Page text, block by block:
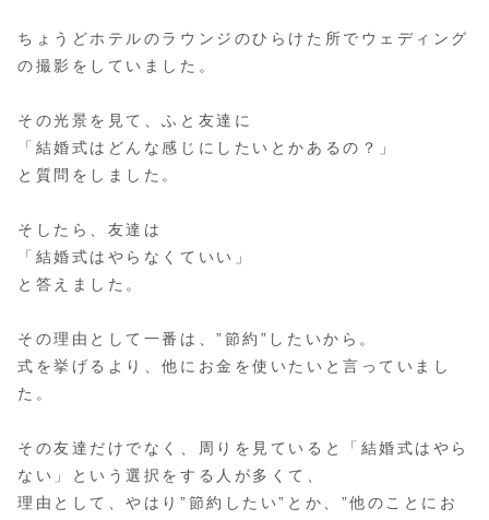
ちょうどホテルのラウンジのひらけた所でウェディング
の撮影をしていました。
その光景を見て、ふと友達に
「結婚式はどんな感じにしたいとかあるの？」
と質問をしました。
そしたら、友達は
「結婚式はやらなくていい」
と答えました。
その理由として一番は、”節約”したいから。
式を挙げるより、他にお金を使いたいと言っていまし
た。
その友達だけでなく、周りを見ていると「結婚式はやら
ない」という選択をする人が多くて、
理由として、やはり”節約したい”とか、”他のことにお